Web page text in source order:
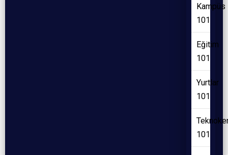
Kampüs
101
Eğitim
101
Yurtlar
101
101